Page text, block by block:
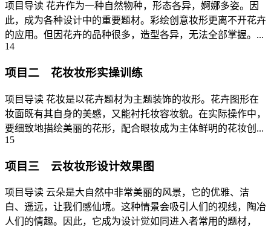
项目导读 花卉作为一种自然物种，形态各异，婀娜多姿。因
此，成为各种设计中的重要题材。彩绘创意妆形更离不开花卉
的应用。但因花卉的品种很多，造型各异，无法全部掌握。...
14
项目二 花妆妆形实操训练
项目导读 花妆是以花卉题材为主题装饰的妆形。花卉图形在
妆面既有其自身的美感，又能衬托妆容妆貌。在实际操作中，
要细致地描绘美丽的花形，配合眼妆成为主体鲜明的花妆创...
15
项目三 云妆妆形设计效果图
项目导读 云朵是大自然中非常美丽的风景，它的优雅、洁
白、遥远，让我们感仙境。这种情景会吸引人们的视线，陶冶
人们的情趣。因此，它成为设计觉如同进入者常用的题材，